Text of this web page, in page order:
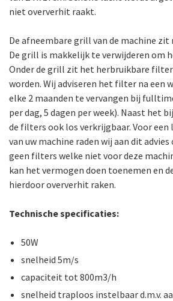
niet oververhit raakt.
De afneembare grill van de machine
De grill is makkelijk te verwijderen om
Onder de grill zit het herbruikbare
worden. Wij adviseren het filter na een
elke 2 maanden te vervangen bij
per dag, 5 dagen per week). Naast het
de filters ook los verkrijgbaar. Voor een
van uw machine raden wij aan dit
geen filters welke niet voor deze
kan het vermogen doen toenemen en
hierdoor oververhit raken.
Technische specificaties:
50W
snelheid 5m/s
capaciteit tot 800m3/h
snelheid traploos instelbaar d.m.v.